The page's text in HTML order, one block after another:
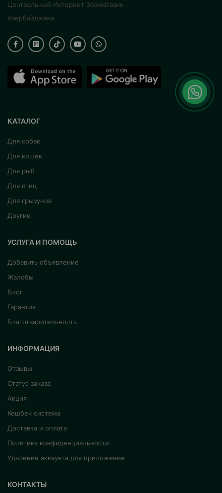
Центральный Интернет Зоомагазин
Азербайджана
КАТАЛОГ
Для собак
Для кошек
Для рыб
Для птиц
Для грызунов
Другие
УСЛУГА И ПОМОЩЬ
Добавить объявление
Жалобы
Блог
Гарантия
Благотварительность
ИНФОРМАЦИЯ
Отзывы
Статус заказа
Акция
Кешбек система
Доставка и оплата
Политика конфиденциальности
Удаление аккаунта для приложение
КОНТАКТЫ